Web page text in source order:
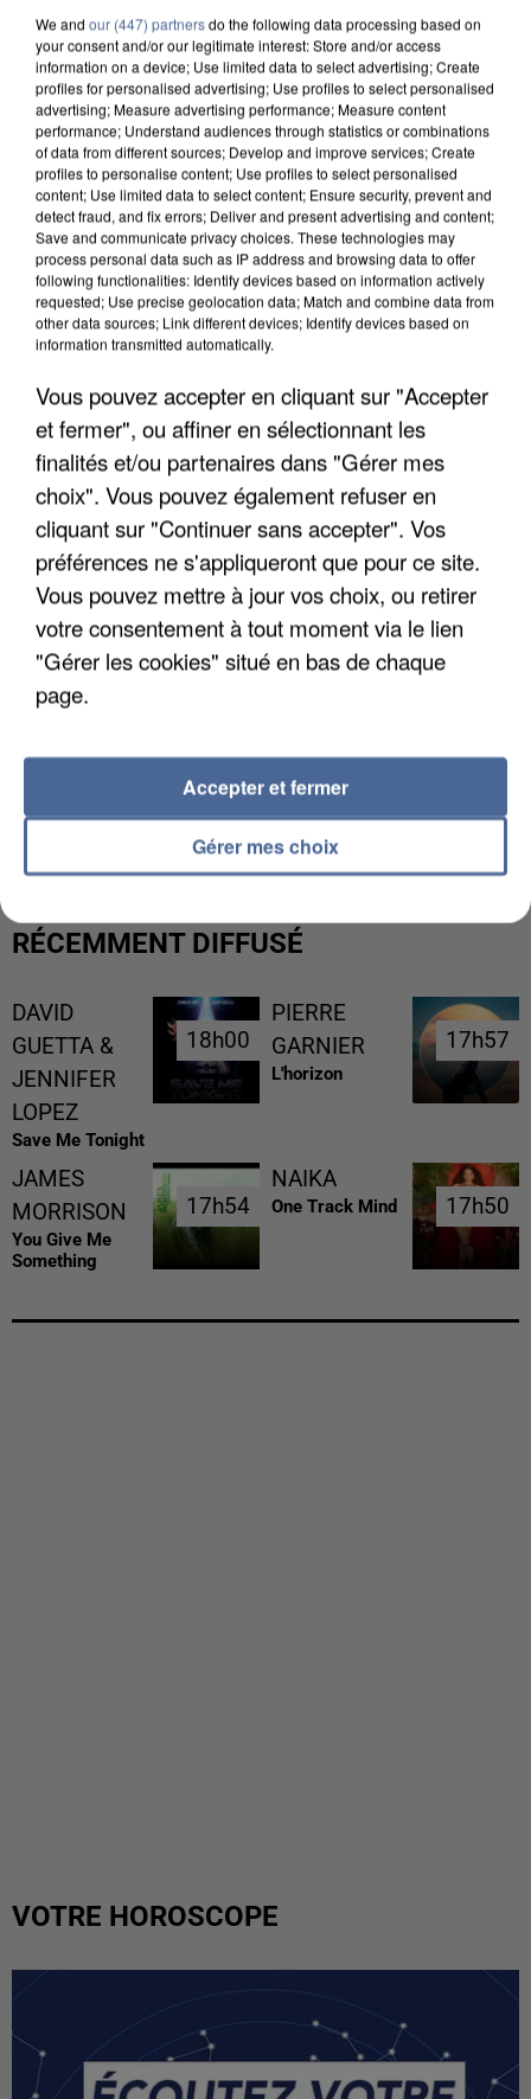
UN SECOND CADRE DE LA DZ MAFIA
INTERPELLÉ EN ALGÉRIE
UNE TOURISTE DE L’OISE EMPORTÉE PAR UNE
COULÉE DE BOUE EN HAUTE-SAVOIE
RÉCEMMENT DIFFUSÉ
DAVID
GUETTA &
JENNIFER
LOPEZ
Save Me Tonight
18h00
18h00
PIERRE
GARNIER
L'horizon
17h57
17h57
JAMES
MORRISON
You Give Me
Something
17h54
17h54
NAIKA
One Track Mind 17h50
17h50
VOTRE HOROSCOPE
We and our (447) partnersdo the following data processing based on
your consent and/or our legitimate interest: Store and/or access
information on a device; Use limited data to select advertising; Create
profiles for personalised advertising; Use profiles to select personalised
advertising; Measure advertising performance; Measure content
performance; Understand audiences through statistics or combinations
of data from different sources; Develop and improve services; Create
profiles to personalise content; Use profiles to select personalised
content; Use limited data to select content; Ensure security, prevent and
detect fraud, and fix errors; Deliver and present advertising and content;
Save and communicate privacy choices. These technologies may
process personal data such as IP address and browsing data to offer
following functionalities: Identify devices based on information actively
requested; Use precise geolocation data; Match and combine data from
other data sources; Link different devices; Identify devices based on
information transmitted automatically.
Vous pouvez accepter en cliquant sur "Accepter
et fermer", ou affiner en sélectionnant les
finalités et/ou partenaires dans "Gérer mes
choix". Vous pouvez également refuser en
cliquant sur "Continuer sans accepter". Vos
préférences ne s'appliqueront que pour ce site.
Vous pouvez mettre à jour vos choix, ou retirer
votre consentement à tout moment via le lien
"Gérer les cookies" situé en bas de chaque
page.
Gérer mes choix
Accepter et fermer